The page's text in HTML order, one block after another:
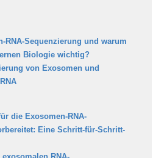
RNA-Sequenzierung und warum
Biologie wichtig?
von Exosomen und
die Exosomen-RNA-
Eine Schritt-für-Schritt-